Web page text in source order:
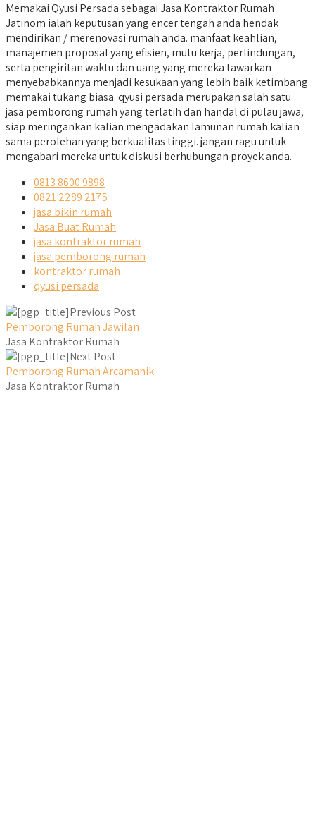
Memakai Qyusi Persada sebagai Jasa Kontraktor Rumah
Jatinom ialah keputusan yang encer tengah anda hendak
mendirikan / merenovasi rumah anda. manfaat keahlian,
manajemen proposal yang efisien, mutu kerja, perlindungan,
serta pengiritan waktu dan uang yang mereka tawarkan
menyebabkannya menjadi kesukaan yang lebih baik ketimbang
memakai tukang biasa. qyusi persada merupakan salah satu
jasa pemborong rumah yang terlatih dan handal di pulau jawa,
siap meringankan kalian mengadakan lamunan rumah kalian
sama perolehan yang berkualitas tinggi. jangan ragu untuk
mengabari mereka untuk diskusi berhubungan proyek anda.
0813 8600 9898
0821 2289 2175
jasa bikin rumah
Jasa Buat Rumah
jasa kontraktor rumah
jasa pemborong rumah
kontraktor rumah
qyusi persada
Previous Post
Pemborong Rumah Jawilan
Jasa Kontraktor Rumah
Next Post
Pemborong Rumah Arcamanik
Jasa Kontraktor Rumah